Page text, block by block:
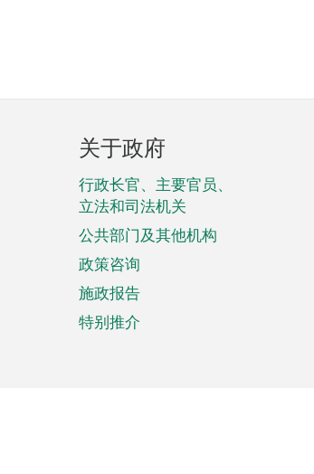
页
脚
菜
单
关于政府
行政长官、主要官员、
立法和司法机关
公共部门及其他机构
政策咨询
施政报告
特别推介